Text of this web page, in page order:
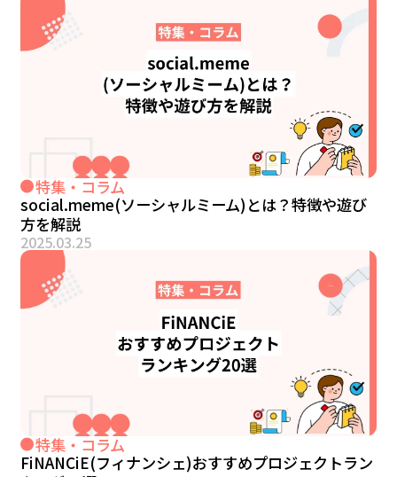
特集・コラム
social.meme(ソーシャルミーム)とは？特徴や遊び
方を解説
2025.03.25
特集・コラム
FiNANCiE(フィナンシェ)おすすめプロジェクトラン